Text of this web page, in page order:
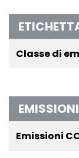
Classe di
Emissioni